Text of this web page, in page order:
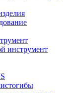
инструмент